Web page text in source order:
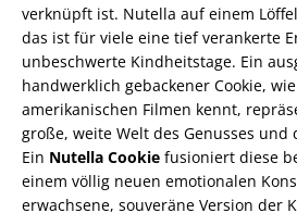
verknüpft ist. Nutella auf einem
das ist für viele eine tief verankerte
unbeschwerte Kindheitstage. Ein
handwerklich gebackener Cookie,
amerikanischen Filmen kennt,
große, weite Welt des Genusses und
Ein Nutella Cookie fusioniert diese
einem völlig neuen emotionalen
erwachsene, souveräne Version der